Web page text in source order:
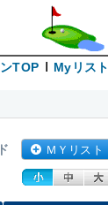
TOP Myリスト
ＭＹリスト